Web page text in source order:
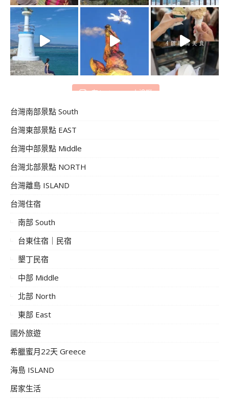
在 Instagram 上追蹤
台灣南部景點 South
台灣東部景點 EAST
台灣中部景點 Middle
台灣北部景點 NORTH
台灣離島 ISLAND
台灣住宿
南部 South
台東住宿｜民宿
墾丁民宿
中部 Middle
北部 North
東部 East
國外旅遊
希臘蜜月22天 Greece
海島 ISLAND
居家生活